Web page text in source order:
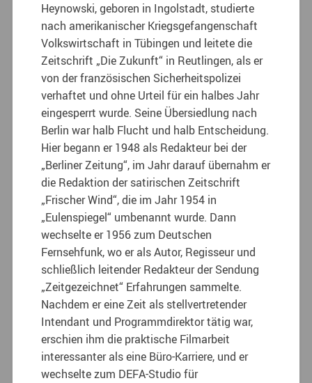
Heynowski, geboren in Ingolstadt, studierte
nach amerikanischer Kriegsgefangenschaft
Volkswirtschaft in Tübingen und leitete die
Zeitschrift „Die Zukunft“ in Reutlingen, als er
von der französischen Sicherheitspolizei
verhaftet und ohne Urteil für ein halbes Jahr
eingesperrt wurde. Seine Übersiedlung nach
Berlin war halb Flucht und halb Entscheidung.
Hier begann er 1948 als Redakteur bei der
„Berliner Zeitung“, im Jahr darauf übernahm er
die Redaktion der satirischen Zeitschrift
„Frischer Wind“, die im Jahr 1954 in
„Eulenspiegel“ umbenannt wurde. Dann
wechselte er 1956 zum Deutschen
Fernsehfunk, wo er als Autor, Regisseur und
schließlich leitender Redakteur der Sendung
„Zeitgezeichnet“ Erfahrungen sammelte.
Nachdem er eine Zeit als stellvertretender
Intendant und Programmdirektor tätig war,
erschien ihm die praktische Filmarbeit
interessanter als eine Büro-Karriere, und er
wechselte zum DEFA-Studio für